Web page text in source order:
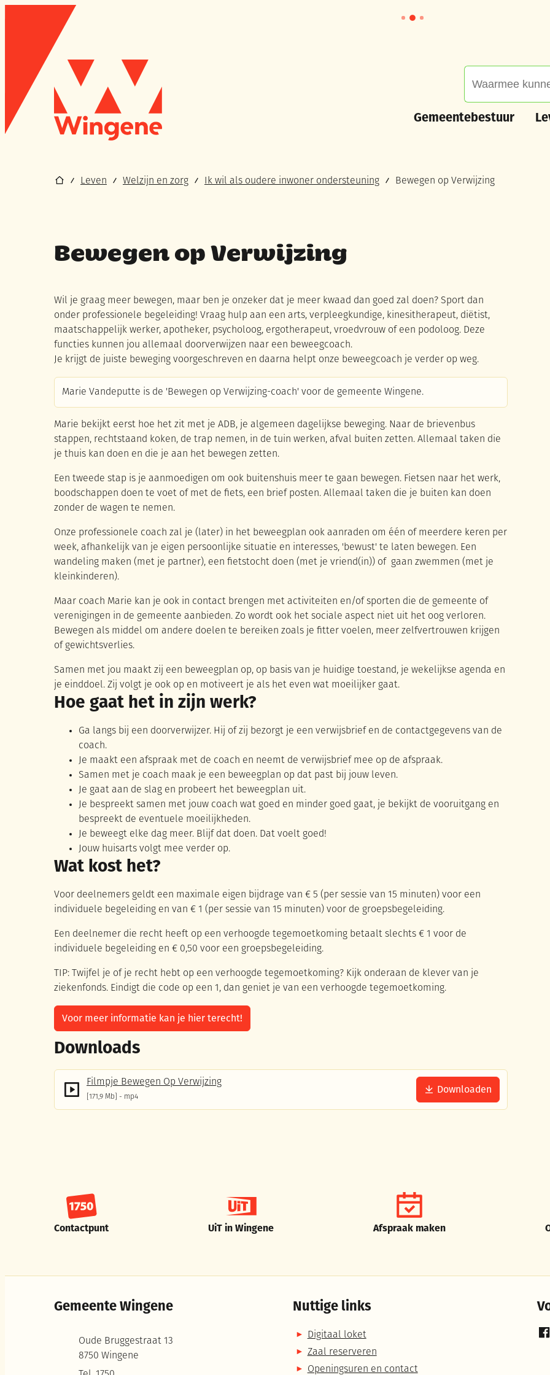
Naar inhoud
Wingene
Gemeentebestuur
Startpagina
Leven Welzijn en zorg Ik wil als oudere inwoner ondersteuning Bewegen op Verwijzing
Bewegen op Verwijzing
Wil je graag meer bewegen, maar ben je onzeker dat je meer kwaad dan goed zal doen? Sport dan
onder professionele begeleiding! Vraag hulp aan een arts, verpleegkundige, kinesitherapeut, diëtist,
maatschappelijk werker, apotheker, psycholoog, ergotherapeut, vroedvrouw of een podoloog. Deze
functies kunnen jou allemaal doorverwijzen naar een beweegcoach.
Je krijgt de juiste beweging voorgeschreven en daarna helpt onze beweegcoach je verder op weg.
Marie Vandeputte is de 'Bewegen op Verwijzing-coach' voor de gemeente Wingene.
Marie bekijkt eerst hoe het zit met je ADB, je algemeen dagelijkse beweging. Naar de brievenbus
stappen, rechtstaand koken, de trap nemen, in de tuin werken, afval buiten zetten. Allemaal taken die
je thuis kan doen en die je aan het bewegen zetten.
Een tweede stap is je aanmoedigen om ook buitenshuis meer te gaan bewegen. Fietsen naar het werk,
boodschappen doen te voet of met de fiets, een brief posten. Allemaal taken die je buiten kan doen
zonder de wagen te nemen.
Onze professionele coach zal je (later) in het beweegplan ook aanraden om één of meerdere keren per
week, afhankelijk van je eigen persoonlijke situatie en interesses, 'bewust' te laten bewegen. Een
wandeling maken (met je partner), een fietstocht doen (met je vriend(in)) of gaan zwemmen (met je
kleinkinderen).
Maar coach Marie kan je ook in contact brengen met activiteiten en/of sporten die de gemeente of
verenigingen in de gemeente aanbieden. Zo wordt ook het sociale aspect niet uit het oog verloren.
Bewegen als middel om andere doelen te bereiken zoals je fitter voelen, meer zelfvertrouwen krijgen
of gewichtsverlies.
Samen met jou maakt zij een beweegplan op, op basis van je huidige toestand, je wekelijkse agenda en
je einddoel. Zij volgt je ook op en motiveert je als het even wat moeilijker gaat.
Hoe gaat het in zijn werk?
Ga langs bij een doorverwijzer. Hij of zij bezorgt je een verwijsbrief en de contactgegevens van de
coach.
Je maakt een afspraak met de coach en neemt de verwijsbrief mee op de afspraak.
Samen met je coach maak je een beweegplan op dat past bij jouw leven.
Je gaat aan de slag en probeert het beweegplan uit.
Je bespreekt samen met jouw coach wat goed en minder goed gaat, je bekijkt de vooruitgang en
bespreekt de eventuele moeilijkheden.
Je beweegt elke dag meer. Blijf dat doen. Dat voelt goed!
Jouw huisarts volgt mee verder op.
Wat kost het?
Voor deelnemers geldt een maximale eigen bijdrage van € 5 (per sessie van 15 minuten) voor een
individuele begeleiding en van € 1 (per sessie van 15 minuten) voor de groepsbegeleiding.
Een deelnemer die recht heeft op een verhoogde tegemoetkoming betaalt slechts € 1 voor de
individuele begeleiding en € 0,50 voor een groepsbegeleiding.
TIP: Twijfel je of je recht hebt op een verhoogde tegemoetkoming? Kijk onderaan de klever van je
ziekenfonds. Eindigt die code op een 1, dan geniet je van een verhoogde tegemoetkoming.
Voor meer informatie kan je hier terecht!
Downloads
Filmpje Bewegen Op Verwijzing
171,9 Mb mp4
Downloaden
Contactpunt UiT in Wingene Afspraak maken
Gemeente Wingene
Oude Bruggestraat 13
,8750 Wingene
Nuttige links
Digitaal loket
Zaal reserveren
Openingsuren en contact